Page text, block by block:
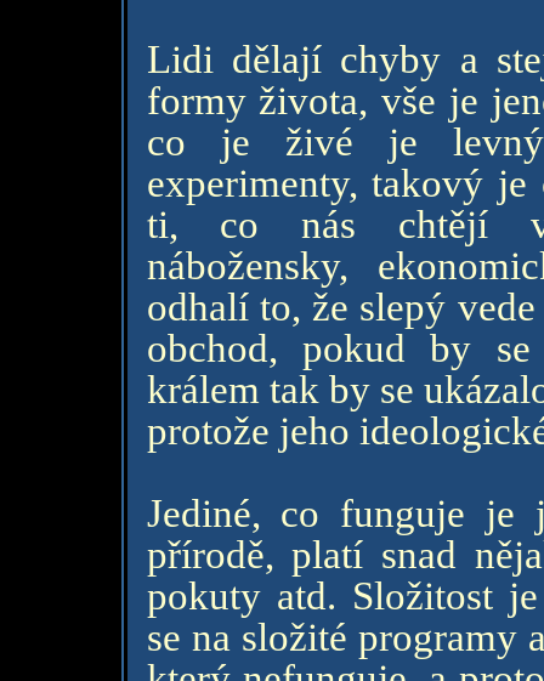
Lidi dělají chyby a
formy života, vše je
co je živé je
experimenty, takový je
ti, co nás chtějí
nábožensky,
odhalí to, že slepý
obchod, pokud by
králem tak by se
protože jeho
Jediné, co funguje je
přírodě, platí snad
pokuty atd. Složitost
se na složité programy